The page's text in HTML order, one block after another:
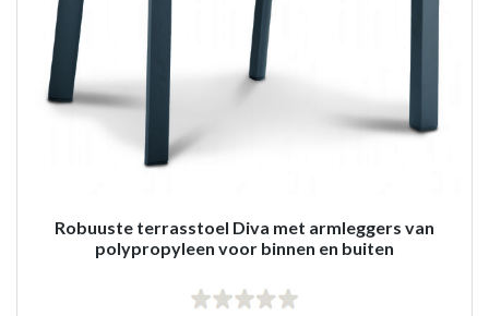
Robuuste terrasstoel Diva met armleggers van
polypropyleen voor binnen en buiten